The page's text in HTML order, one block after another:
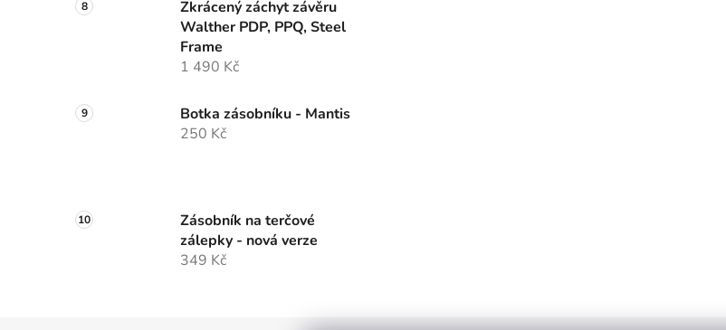
Zkrácený záchyt závěru
Walther PDP, PPQ, Steel
Frame
1 490 Kč
Botka zásobníku - Mantis
250 Kč
Zásobník na terčové
zálepky - nová verze
349 Kč